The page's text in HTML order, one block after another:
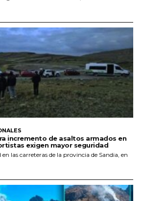
incremento de asaltos armados en
exigen mayor seguridad
las carreteras de la provincia de Sandia, en